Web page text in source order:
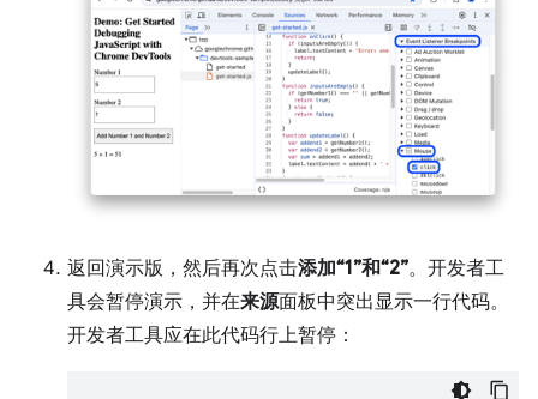
返回演示版，然后再次点击添加“1”和“2”。开发者工
具会暂停演示，并在来源面板中突出显示一行代码。
开发者工具应在此代码行上暂停：